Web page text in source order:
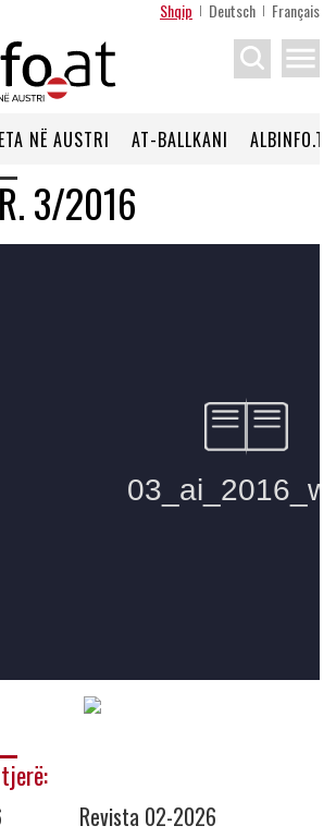
Shqip Deutsch Français
menu
NË AUSTRI AT-BALLKANI ALBINFO.TV
3/2016
Revista 02-2026